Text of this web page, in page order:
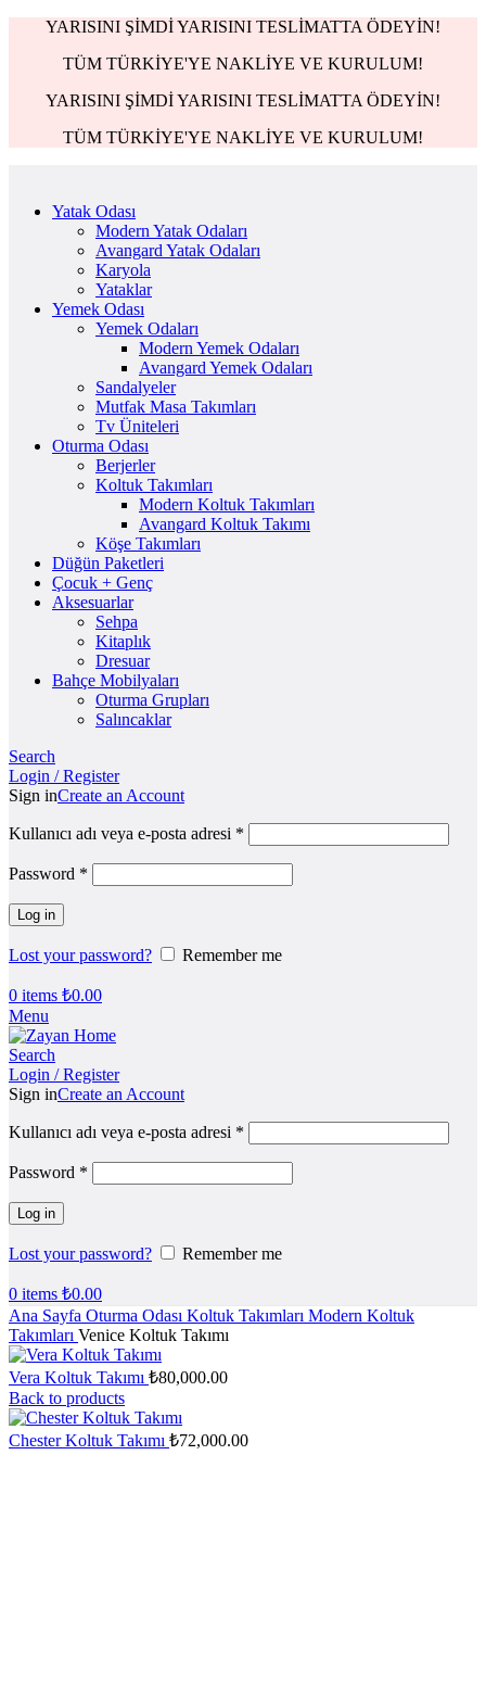
YARISINI ŞİMDİ YARISINI TESLİMATTA ÖDEYİN!
TÜM TÜRKİYE'YE NAKLİYE VE KURULUM!
YARISINI ŞİMDİ YARISINI TESLİMATTA ÖDEYİN!
TÜM TÜRKİYE'YE NAKLİYE VE KURULUM!
Yatak Odası
Modern Yatak Odaları
Avangard Yatak Odaları
Karyola
Yataklar
Yemek Odası
Yemek Odaları
Modern Yemek Odaları
Avangard Yemek Odaları
Sandalyeler
Mutfak Masa Takımları
Tv Üniteleri
Oturma Odası
Berjerler
Koltuk Takımları
Modern Koltuk Takımları
Avangard Koltuk Takımı
Köşe Takımları
Düğün Paketleri
Çocuk + Genç
Aksesuarlar
Sehpa
Kitaplık
Dresuar
Bahçe Mobilyaları
Oturma Grupları
Salıncaklar
Search
Login / Register
Sign inCreate an Account
Kullanıcı adı veya e-posta adresi *
Password *
Log in
Lost your password? Remember me
0 items ₺0.00
Menu
Search
Login / Register
Sign inCreate an Account
Kullanıcı adı veya e-posta adresi *
Password *
Log in
Lost your password? Remember me
0 items ₺0.00
Ana Sayfa Oturma Odası Koltuk Takımları Modern Koltuk
Takımları Venice Koltuk Takımı
Vera Koltuk Takımı ₺80,000.00
Back to products
Chester Koltuk Takımı ₺72,000.00